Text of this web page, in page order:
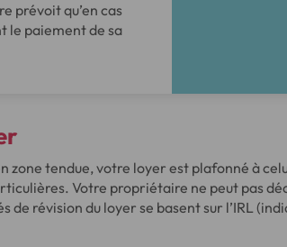
prévoit qu’en cas
le paiement de sa
zone tendue, votre loyer est plafonné à
Votre propriétaire ne peut pas
révision du loyer se basent sur l’IRL